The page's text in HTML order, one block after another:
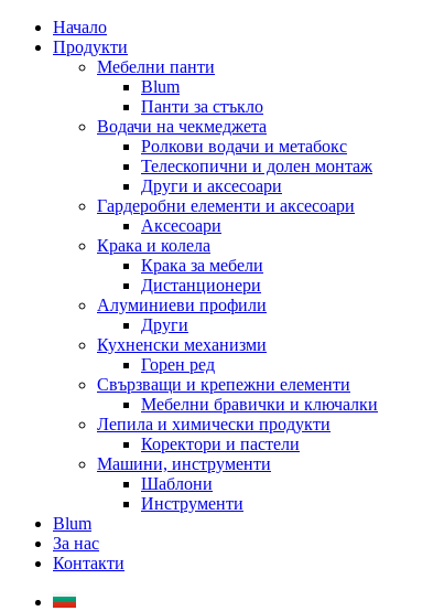
Начало
Продукти
Мебелни панти
Blum
Панти за стъкло
Водачи на чекмеджета
Ролкови водачи и метабокс
Телескопични и долен монтаж
Други и аксесоари
Гардеробни елементи и аксесоари
Аксесоари
Крака и колела
Крака за мебели
Дистанционери
Алуминиеви профили
Други
Кухненски механизми
Горен ред
Свързващи и крепежни елементи
Мебелни бравички и ключалки
Лепила и химически продукти
Коректори и пастели
Машини, инструменти
Шаблони
Инструменти
Blum
За нас
Контакти